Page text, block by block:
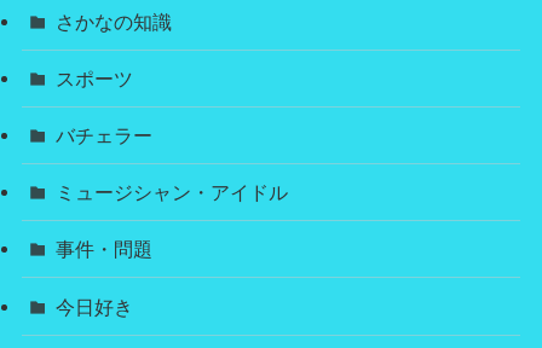
さかなの知識
スポーツ
バチェラー
ミュージシャン・アイドル
事件・問題
今日好き